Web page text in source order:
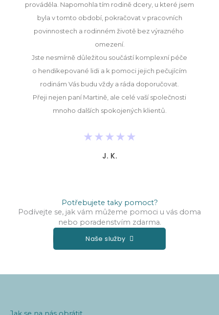
J. K.
prováděla. Napomohla tím rodině dcery, u které jsem
byla v tomto období, pokračovat v pracovních
povinnostech a rodinném životě bez výrazného
omezení.
Jste nesmírně důležitou součástí komplexní péče
o hendikepované lidi a k pomoci jejich pečujícím
rodinám Vás budu vždy a ráda doporučovat.
Přeji nejen paní Martině, ale celé vaší společnosti
mnoho dalších spokojených klientů.
★ ★ ★ ★ ★
Potřebujete taky pomoct?
Podívejte se, jak vám můžeme pomoci u vás doma
nebo poradenstvím zdarma.
Naše služby